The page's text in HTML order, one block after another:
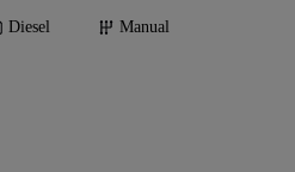
Diesel
Manual